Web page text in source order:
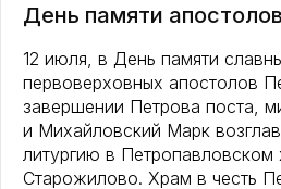
День памяти
12 июля, в День памяти
первоверховных апостолов
завершении Петрова поста,
и Михайловский Марк
литургию в Петропавловском
Старожилово. Храм в честь